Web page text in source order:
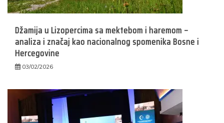
Džamija u Lizopercima sa mektebom i haremom –
analiza i značaj kao nacionalnog spomenika Bosne i
Hercegovine
03/02/2026